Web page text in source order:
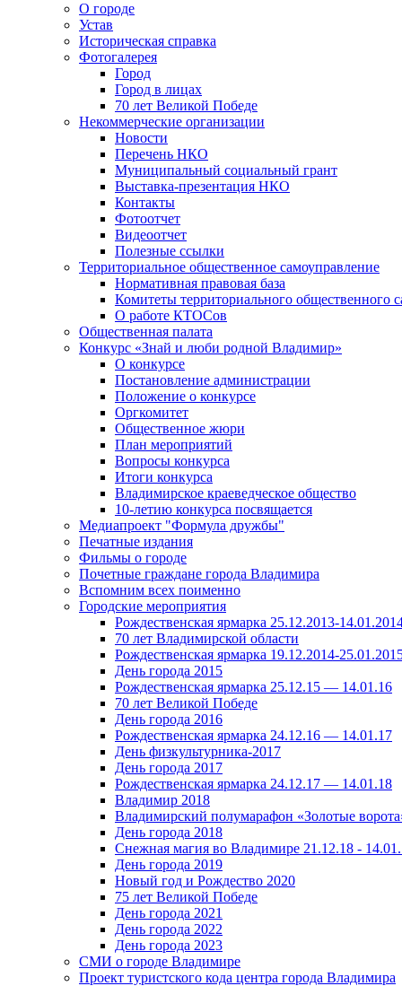
О городе
Устав
Историческая справка
Фотогалерея
Город
Город в лицах
70 лет Великой Победе
Некоммерческие организации
Новости
Перечень НКО
Муниципальный социальный грант
Выставка-презентация НКО
Контакты
Фотоотчет
Видеоотчет
Полезные ссылки
Территориальное общественное самоуправление
Нормативная правовая база
Комитеты территориального общественного
О работе КТОСов
Общественная палата
Конкурс «Знай и люби родной Владимир»
О конкурсе
Постановление администрации
Положение о конкурсе
Оргкомитет
Общественное жюри
План мероприятий
Вопросы конкурса
Итоги конкурса
Владимирское краеведческое общество
10-летию конкурса посвящается
Медиапроект "Формула дружбы"
Печатные издания
Фильмы о городе
Почетные граждане города Владимира
Вспомним всех поименно
Городские мероприятия
Рождественская ярмарка 25.12.2013-
70 лет Владимирской области
Рождественская ярмарка 19.12.2014-
День города 2015
Рождественская ярмарка 25.12.15 — 14.01.16
70 лет Великой Победе
День города 2016
Рождественская ярмарка 24.12.16 — 14.01.17
День физкультурника-2017
День города 2017
Рождественская ярмарка 24.12.17 — 14.01.18
Владимир 2018
Владимирский полумарафон «Золотые
День города 2018
Снежная магия во Владимире 21.12.18 -
День города 2019
Новый год и Рождество 2020
75 лет Великой Победе
День города 2021
День города 2022
День города 2023
СМИ о городе Владимире
Проект туристского кода центра города Владимира